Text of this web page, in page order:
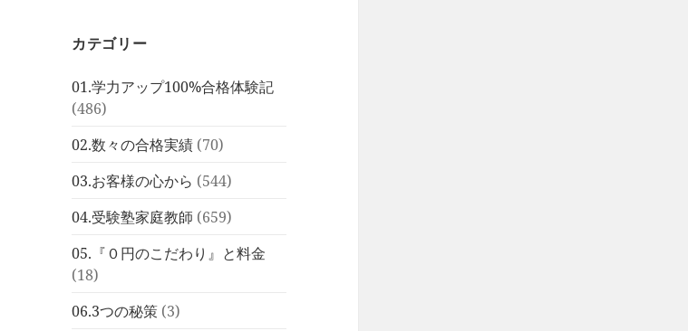
カテゴリー
01.学力アップ100%合格体験記
(486)
02.数々の合格実績 (70)
03.お客様の心から (544)
04.受験塾家庭教師 (659)
05.『０円のこだわり』と料金
(18)
06.3つの秘策 (3)